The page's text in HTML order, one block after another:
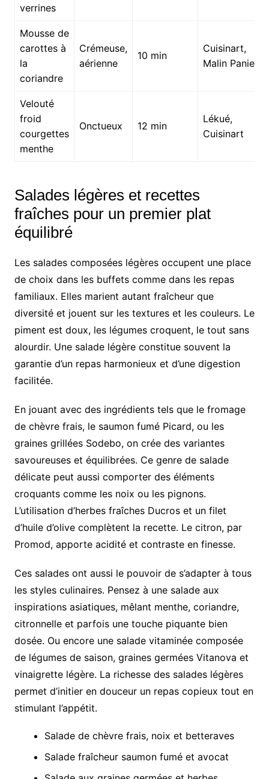
verrines
Mousse de
carottes à
la
coriandre
Crémeuse,
aérienne
10 min
Cuisinart,
Malin Panier
Velouté
froid
courgettes
menthe
Onctueux 12 min
Lékué,
Cuisinart
Salades légères et recettes
fraîches pour un premier plat
équilibré
Les salades composées légères occupent une place
de choix dans les buffets comme dans les repas
familiaux. Elles marient autant fraîcheur que
diversité et jouent sur les textures et les couleurs. Le
piment est doux, les légumes croquent, le tout sans
alourdir. Une salade légère constitue souvent la
garantie d’un repas harmonieux et d’une digestion
facilitée.
En jouant avec des ingrédients tels que le fromage
de chèvre frais, le saumon fumé Picard, ou les
graines grillées Sodebo, on crée des variantes
savoureuses et équilibrées. Ce genre de salade
délicate peut aussi comporter des éléments
croquants comme les noix ou les pignons.
L’utilisation d’herbes fraîches Ducros et un filet
d’huile d’olive complètent la recette. Le citron, par
Promod, apporte acidité et contraste en finesse.
Ces salades ont aussi le pouvoir de s’adapter à tous
les styles culinaires. Pensez à une salade aux
inspirations asiatiques, mêlant menthe, coriandre,
citronnelle et parfois une touche piquante bien
dosée. Ou encore une salade vitaminée composée
de légumes de saison, graines germées Vitanova et
vinaigrette légère. La richesse des salades légères
permet d’initier en douceur un repas copieux tout en
stimulant l’appétit.
Salade de chèvre frais, noix et betteraves
Salade fraîcheur saumon fumé et avocat